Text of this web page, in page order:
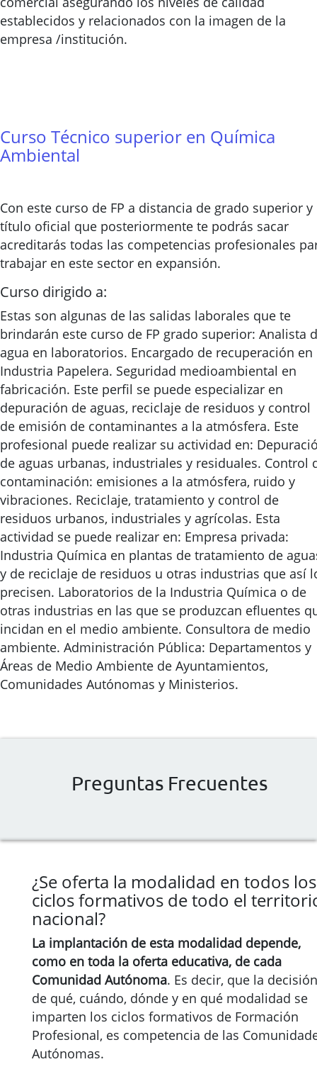
establecidos y relacionados con la imagen de la
empresa /institución.
Curso Técnico superior en Química
Ambiental
Con este curso de FP a distancia de grado superior y
título oficial que posteriormente te podrás sacar
acreditarás todas las competencias profesionales
trabajar en este sector en expansión.
Curso dirigido a:
Estas son algunas de las salidas laborales que te
brindarán este curso de FP grado superior: Analista
agua en laboratorios. Encargado de recuperación en
Industria Papelera. Seguridad medioambiental en
fabricación. Este perfil se puede especializar en
depuración de aguas, reciclaje de residuos y control
de emisión de contaminantes a la atmósfera. Este
profesional puede realizar su actividad en:
de aguas urbanas, industriales y residuales. Control
contaminación: emisiones a la atmósfera, ruido y
vibraciones. Reciclaje, tratamiento y control de
residuos urbanos, industriales y agrícolas. Esta
actividad se puede realizar en: Empresa privada:
Industria Química en plantas de tratamiento de
y de reciclaje de residuos u otras industrias que así
precisen. Laboratorios de la Industria Química o de
otras industrias en las que se produzcan efluentes
incidan en el medio ambiente. Consultora de medio
ambiente. Administración Pública: Departamentos y
Áreas de Medio Ambiente de Ayuntamientos,
Comunidades Autónomas y Ministerios.
Preguntas Frecuentes
¿Se oferta la modalidad en todos los
ciclos formativos de todo el
nacional?
La implantación de esta modalidad depende,
como en toda la oferta educativa, de cada
Comunidad Autónoma. Es decir, que la decisión
de qué, cuándo, dónde y en qué modalidad se
imparten los ciclos formativos de Formación
Profesional, es competencia de las
Autónomas.